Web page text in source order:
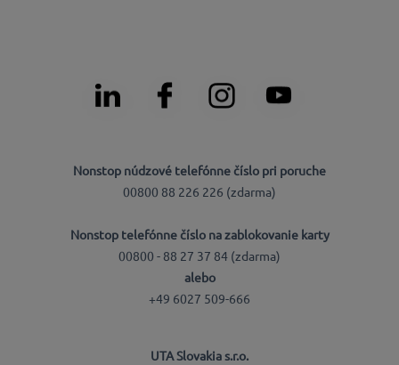
Nonstop núdzové telefónne číslo pri poruche
00800 88 226 226 (zdarma)
Nonstop telefónne číslo na zablokovanie karty
00800 - 88 27 37 84 (zdarma)
alebo
+49 6027 509-666
UTA Slovakia s.r.o.